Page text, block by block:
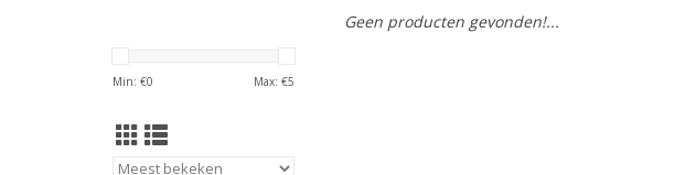
Min: €0 Max: €5
Geen producten gevonden!...